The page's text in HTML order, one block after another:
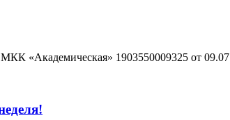
«Академическая» 1903550009325 от